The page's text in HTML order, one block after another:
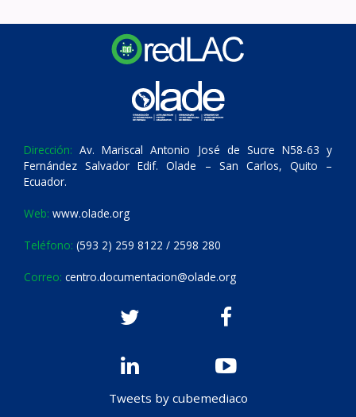
Dirección: Av. Mariscal Antonio José de Sucre N58-63 y
Fernández Salvador Edif. Olade – San Carlos, Quito –
Ecuador.
Web: www.olade.org
Teléfono: (593 2) 259 8122 / 2598 280
Correo: centro.documentacion@olade.org
Tweets by cubemediaco